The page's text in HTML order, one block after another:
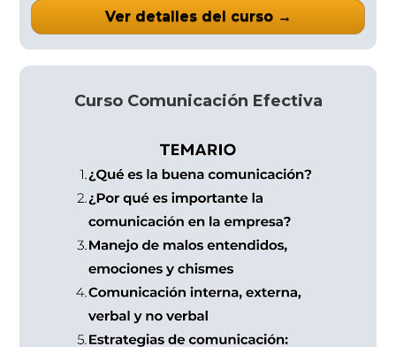
Ver detalles del curso →
Curso Comunicación Efectiva